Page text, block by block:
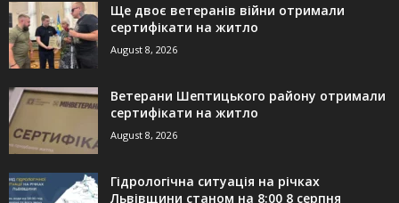
Ще двоє ветеранів війни отримали
сертифікати на житло
August 8, 2026
Ветерани Шептицького району отримали
сертифікати на житло
August 8, 2026
Гідрологічна ситуація на річках
Львівщини станом на 8:00 8 серпня